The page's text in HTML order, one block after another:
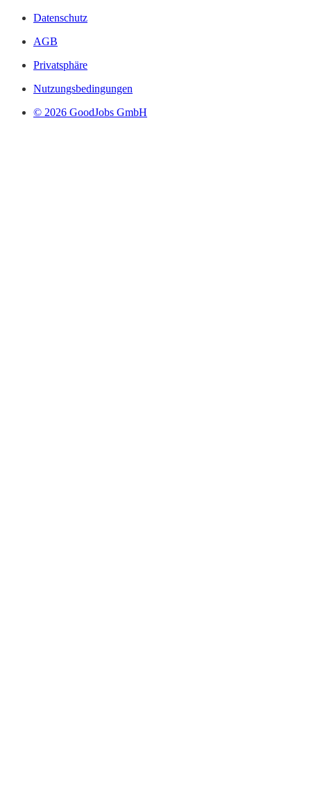
Datenschutz
AGB
Privatsphäre
Nutzungsbedingungen
© 2026 GoodJobs GmbH